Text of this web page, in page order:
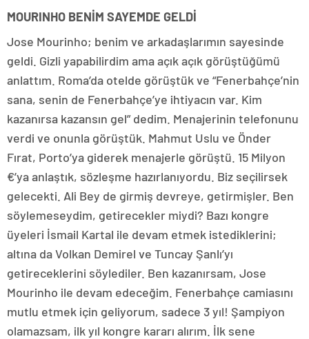
MOURINHO BENİM SAYEMDE GELDİ
Jose Mourinho; benim ve arkadaşlarımın sayesinde
geldi. Gizli yapabilirdim ama açık açık görüştüğümü
anlattım. Roma’da otelde görüştük ve “Fenerbahçe’nin
sana, senin de Fenerbahçe’ye ihtiyacın var. Kim
kazanırsa kazansın gel” dedim. Menajerinin telefonunu
verdi ve onunla görüştük. Mahmut Uslu ve Önder
Fırat, Porto’ya giderek menajerle görüştü. 15 Milyon
€’ya anlaştık, sözleşme hazırlanıyordu. Biz seçilirsek
gelecekti. Ali Bey de girmiş devreye, getirmişler. Ben
söylemeseydim, getirecekler miydi? Bazı kongre
üyeleri İsmail Kartal ile devam etmek istediklerini;
altına da Volkan Demirel ve Tuncay Şanlı’yı
getireceklerini söylediler. Ben kazanırsam, Jose
Mourinho ile devam edeceğim. Fenerbahçe camiasını
mutlu etmek için geliyorum, sadece 3 yıl! Şampiyon
olamazsam, ilk yıl kongre kararı alırım. İlk sene